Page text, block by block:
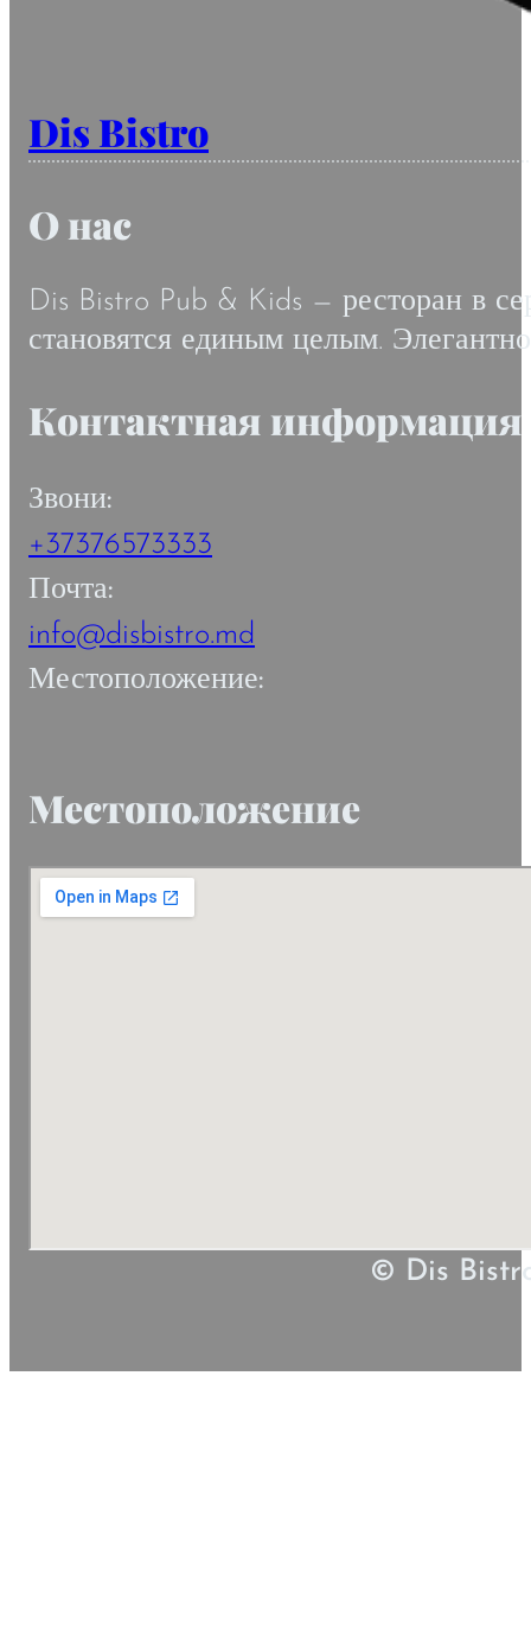
Dis Bistro
О нас
Dis Bistro Pub & Kids — ресторан в
становятся единым целым.
Контактная информация
Звони:
+37376573333
Почта:
info@disbistro.md
Местоположение:
Местоположение
© Dis